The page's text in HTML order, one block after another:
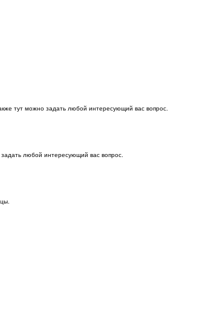
тут можно задать любой интересующий вас вопрос.
любой интересующий вас вопрос.